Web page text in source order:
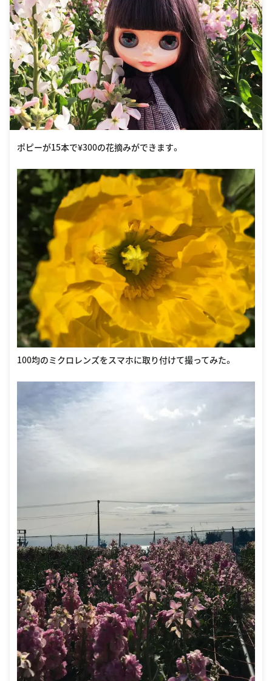
ポピーが15本で¥300の花摘みができます。
100均のミクロレンズをスマホに取り付けて撮ってみた。